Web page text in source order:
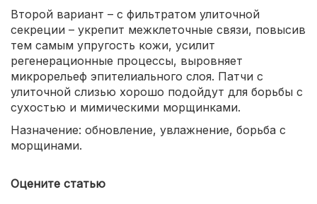
Второй вариант – с фильтратом улиточной
секреции – укрепит межклеточные связи, повысив
тем самым упругость кожи, усилит
регенерационные процессы, выровняет
микрорельеф эпителиального слоя. Патчи с
улиточной слизью хорошо подойдут для борьбы с
сухостью и мимическими морщинками.
Назначение: обновление, увлажнение, борьба с
морщинами.
Оцените статью